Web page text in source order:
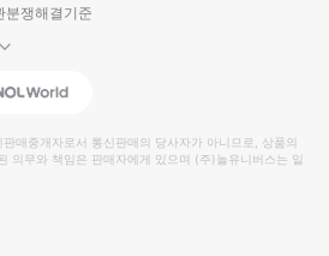
분쟁해결기준
Global
매중개자로서 통신판매의 당사자가 아니므로, 상품의
의무와 책임은 판매자에게 있으며 (주)놀유니버스는 일